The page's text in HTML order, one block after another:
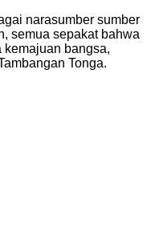
narasumber sumber
semua sepakat bahwa
kemajuan bangsa,
Tonga.